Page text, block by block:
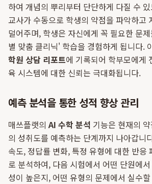
하여 개념의 뿌리부터 단단하게 다질 수
교사가 수동으로 학생의 약점을 파악하고
덜어주며, 학생은 자신에게 꼭 필요한 문
별 맞춤 클리닉' 학습을 경험하게 됩니다.
학원 상담 리포트에 기록되어 학부모에게
육 시스템에 대한 신뢰는 극대화됩니다.
예측 분석을 통한 성적 향상 관리
매쓰플랫의AI 수학 분석 기능은 현재의
의 성취도를 예측하는 단계까지 나아갑니
속도, 정답률 변화, 특정 유형에 대한 반응
로 분석하여, 다음 시험에서 어떤 단원에
성이 높은지, 어떤 유형의 문제에서 실수